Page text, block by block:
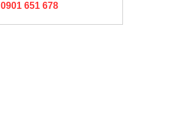
0901 651 678